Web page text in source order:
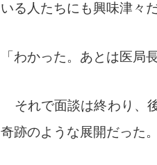
いる人たちにも興味津々だ
「わかった。あとは医局
それで面談は終わり、
奇跡のような展開だった。